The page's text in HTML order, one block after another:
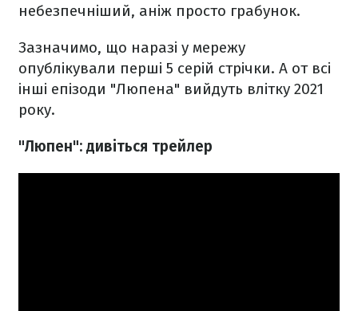
небезпечніший, аніж просто грабунок.
Зазначимо, що наразі у мережу
опублікували перші 5 серій стрічки. А от всі
інші епізоди "Люпена" вийдуть влітку 2021
року.
"Люпен": дивіться трейлер